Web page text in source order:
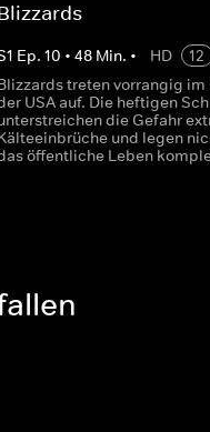
1 Ep.10 •48 Min. • HD
12
treten vorrangig im
USA auf. Die heftigen
die Gefahr
und legen
öffentliche Leben